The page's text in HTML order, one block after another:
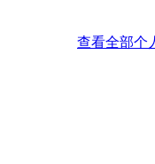
查看全部个